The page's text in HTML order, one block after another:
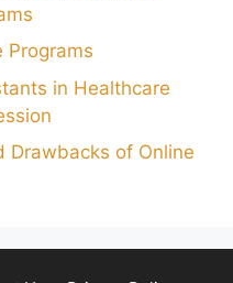
Programs
in Healthcare
Drawbacks of Online